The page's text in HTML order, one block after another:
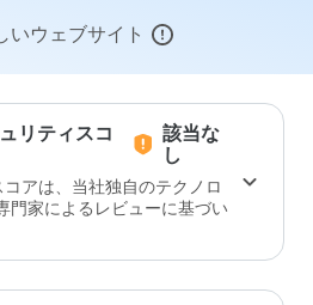
いウェブサイト
リティスコ
該当な
し
アは、当社独自のテクノロ
門家によるレビューに基づい